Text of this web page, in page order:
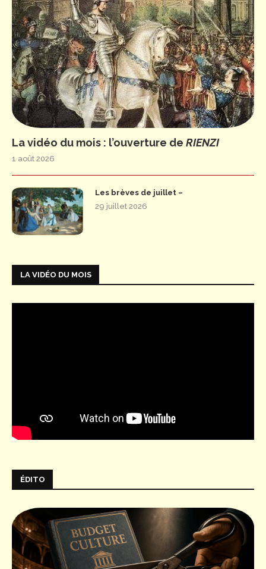
La vidéo du mois : l’ouverture de RIENZI
1 août 2026
Les brèves de juillet –
29 juillet 2026
LA VIDÉO DU MOIS
ÉDITO